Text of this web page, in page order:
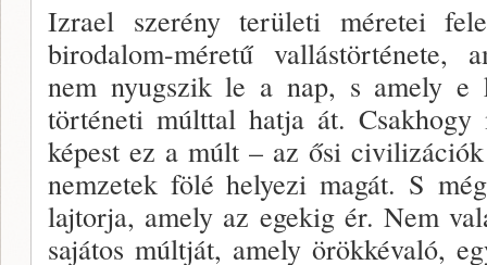
Izrael szerény területi méretei
birodalom-mére­tű vallástörténete,
nem nyugszik le a nap, s amely e
történeti múlttal hatja át. Csakhogy
képest ez a múlt – az ősi
nemzetek fölé helyezi magát. S
lajtorja, amely az egekig ér. Nem
sajátos múltját, amely örökkévaló,